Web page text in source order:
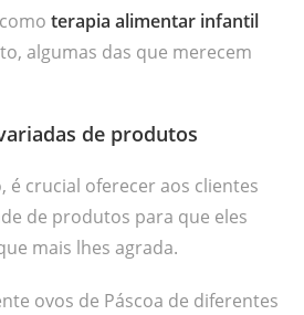
terapia alimentar infantil
algumas das que merecem
de produtos
é crucial oferecer aos clientes
de produtos para que eles
mais lhes agrada.
ovos de Páscoa de diferentes